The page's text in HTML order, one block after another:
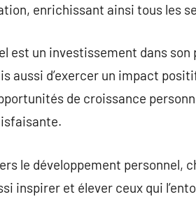
enrichissant ainsi tous les
est un investissement dans
aussi d’exercer un impact
de croissance
le développement personnel,
inspirer et élever ceux qui